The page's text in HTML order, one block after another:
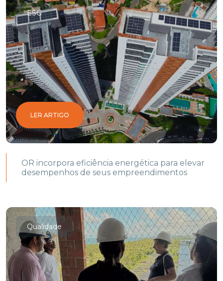
ESG
LER ARTIGO
OR incorpora eficiência energética para elevar
desempenhos de seus empreendimentos
Qualidade